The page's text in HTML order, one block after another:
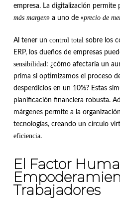
empresa. La digitalización permite
más margen» a uno de «precio de
Al tener un control totalsobre los
ERP, los dueños de empresas
sensibilidad: ¿cómo afectaría un
prima si optimizamos el proceso
desperdicios en un 10%? Estas
planificación financiera robusta.
márgenes permite a la
tecnologías, creando un círculo
eficiencia.
El Factor
Trabajadores